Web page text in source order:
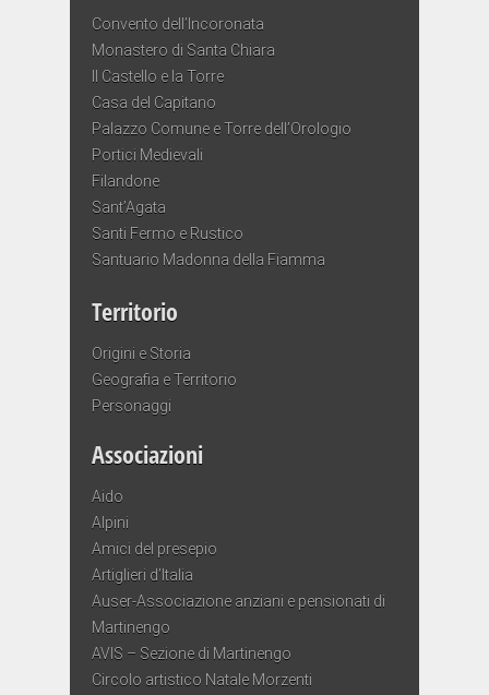
Convento dell’Incoronata
Monastero di Santa Chiara
Il Castello e la Torre
Casa del Capitano
Palazzo Comune e Torre dell’Orologio
Portici Medievali
Filandone
Sant’Agata
Santi Fermo e Rustico
Santuario Madonna della Fiamma
Territorio
Origini e Storia
Geografia e Territorio
Personaggi
Associazioni
Aido
Alpini
Amici del presepio
Artiglieri d’Italia
Auser-Associazione anziani e pensionati di
Martinengo
AVIS – Sezione di Martinengo
Circolo artistico Natale Morzenti